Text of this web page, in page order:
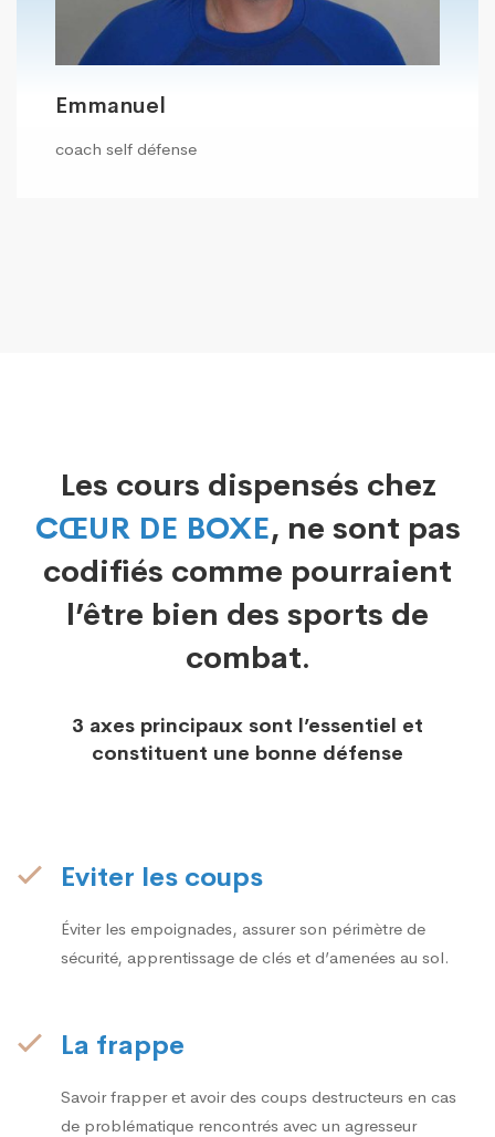
Emmanuel
coach self défense
Les cours dispensés chez
CŒUR DE BOXE, ne sont pas
codifiés comme pourraient
l’être bien des sports de
combat.
3 axes principaux sont l’essentiel et
constituent une bonne défense
Eviter les coups
Éviter les empoignades, assurer son périmètre de
sécurité, apprentissage de clés et d’amenées au sol.
La frappe
Savoir frapper et avoir des coups destructeurs en cas
de problématique rencontrés avec un agresseur